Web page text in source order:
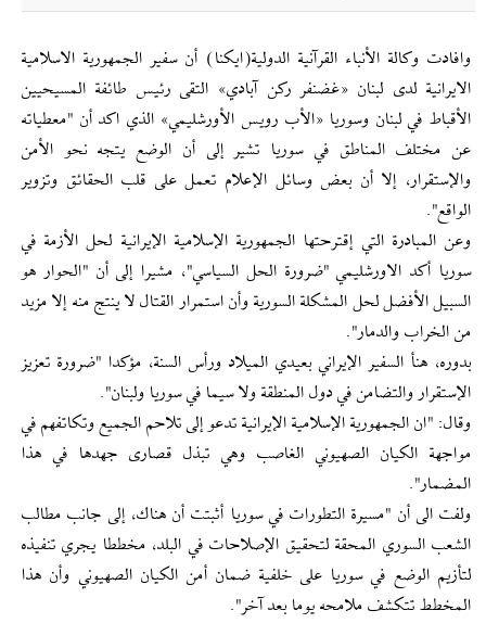
وافادت وكالة الأنباء القرآنية الدولية(ايكنا) أن سفير الجمهورية الاسلامية
الايرانية لدى لبنان «غضنفر ركن آبادي» التقى رئيس طائفة المسيحيين
الأقباط في لبنان وسوريا «الأب رويس الأورشليمي» الذي اكد أن "معطياته
عن مختلف المناطق في سوريا تشير إلى أن الوضع يتجه نحو الأمن
والإستقرار، إلا أن بعض وسائل الإعلام تعمل على قلب الحقائق وتزوير
الواقع".
وعن المبادرة التي إقترحتها الجمهورية الإسلامية الإيرانية لحل الأزمة في
سوريا أكد الاورشليمي "ضرورة الحل السياسي"، مشيرا إلى أن "الحوار هو
السبيل الأفضل لحل المشكلة السورية وأن استمرار القتال لا ينتج منه إلا مزيد
من الخراب والدمار".
بدوره، هنأ السفير الإيراني بعيدي الميلاد ورأس السنة، مؤكدا "ضرورة تعزيز
الإستقرار والتضامن في دول المنطقة ولا سيما في سوريا ولبنان".
وقال: "ان الجمهورية الإسلامية الإيرانية تدعو إلى تلاحم الجميع وتكاتفهم في
مواجهة الكيان الصهيوني الغاصب وهي تبذل قصارى جهدها في هذا
المضمار".
ولفت الى أن "مسيرة التطورات في سوريا أثبتت أن هناك، إلى جانب مطالب
الشعب السوري المحقة لتحقيق الإصلاحات في البلد، مخططا يجري تنفيذه
لتأزيم الوضع في سوريا على خلفية ضمان أمن الكيان الصهيوني وأن هذا
المخطط تتكشف ملامحه يوما بعد آخر".